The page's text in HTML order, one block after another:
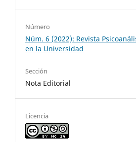
Número
Núm. 6 (2022): Revista
en la Universidad
Sección
Nota Editorial
Licencia